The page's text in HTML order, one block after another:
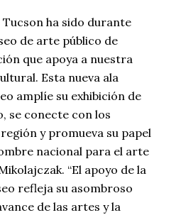
Tucson ha sido durante
de arte público de
que apoya a nuestra
Esta nueva ala
amplíe su exhibición de
se conecte con los
y promueva su papel
nacional para el arte
“El apoyo de la
refleja su asombroso
de las artes y la